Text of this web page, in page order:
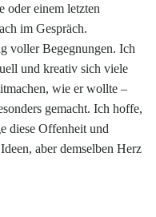
oder einem letzten
im Gespräch.
voller Begegnungen. Ich
und kreativ sich viele
wie er wollte –
gemacht. Ich hoffe,
diese Offenheit und
aber demselben Herz